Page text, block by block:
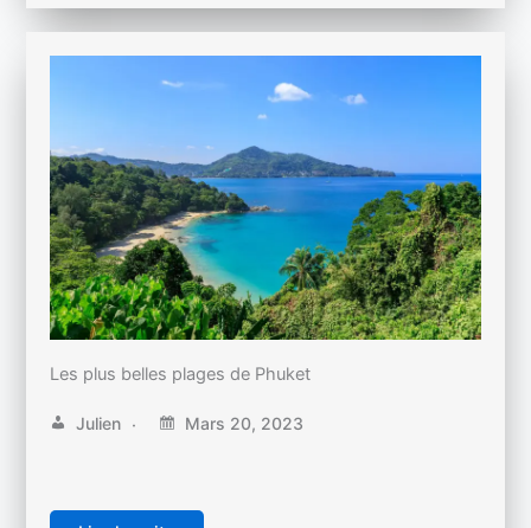
Les plus belles plages de Phuket
Julien Mars 20, 2023